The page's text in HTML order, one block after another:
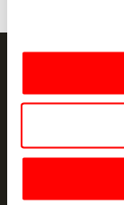
modificare o
momento dalla
sull'icona di
geografica,
tu correo